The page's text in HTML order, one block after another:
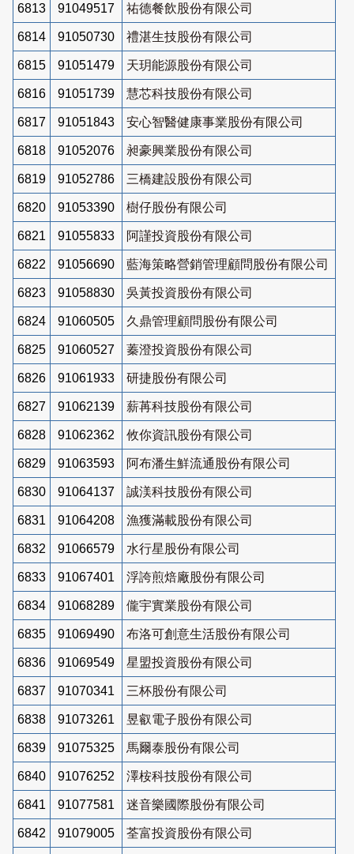
6813 91049517 祐德餐飲股份有限公司
6814 91050730 禮湛生技股份有限公司
6815 91051479 天玥能源股份有限公司
6816 91051739 慧芯科技股份有限公司
6817 91051843 安心智醫健康事業股份有限公司
6818 91052076 昶豪興業股份有限公司
6819 91052786 三橋建設股份有限公司
6820 91053390 樹仔股份有限公司
6821 91055833 阿謹投資股份有限公司
6822 91056690 藍海策略營銷管理顧問股份有限公司
6823 91058830 吳黃投資股份有限公司
6824 91060505 久鼎管理顧問股份有限公司
6825 91060527 蓁澄投資股份有限公司
6826 91061933 研捷股份有限公司
6827 91062139 薪苒科技股份有限公司
6828 91062362 攸你資訊股份有限公司
6829 91063593 阿布潘生鮮流通股份有限公司
6830 91064137 誠渼科技股份有限公司
6831 91064208 漁獲滿載股份有限公司
6832 91066579 水行星股份有限公司
6833 91067401 浮誇煎焙廠股份有限公司
6834 91068289 儱宇實業股份有限公司
6835 91069490 布洛可創意生活股份有限公司
6836 91069549 星盟投資股份有限公司
6837 91070341 三杯股份有限公司
6838 91073261 昱叡電子股份有限公司
6839 91075325 馬爾泰股份有限公司
6840 91076252 澤桉科技股份有限公司
6841 91077581 迷音樂國際股份有限公司
6842 91079005 荃富投資股份有限公司